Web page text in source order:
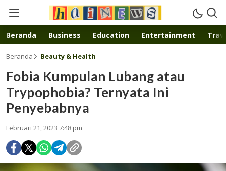
Inspirasi muda karya mandiri
Beranda Business Education Entertainment
Beranda Beauty & Health
Fobia Kumpulan Lubang atau
Trypophobia? Ternyata Ini
Penyebabnya
Februari 21, 2023 7:48 pm